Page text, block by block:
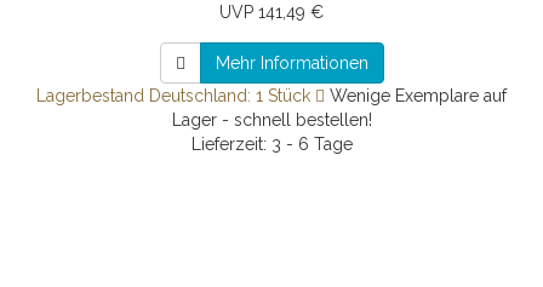
UVP 141,49 €
Mehr Informationen
Lagerbestand Deutschland: 1 Stück
Wenige Exemplare auf
Lager - schnell bestellen!
Lieferzeit: 3 - 6 Tage